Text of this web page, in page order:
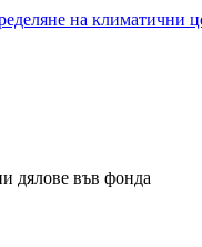
на климатични
дялове във фонда